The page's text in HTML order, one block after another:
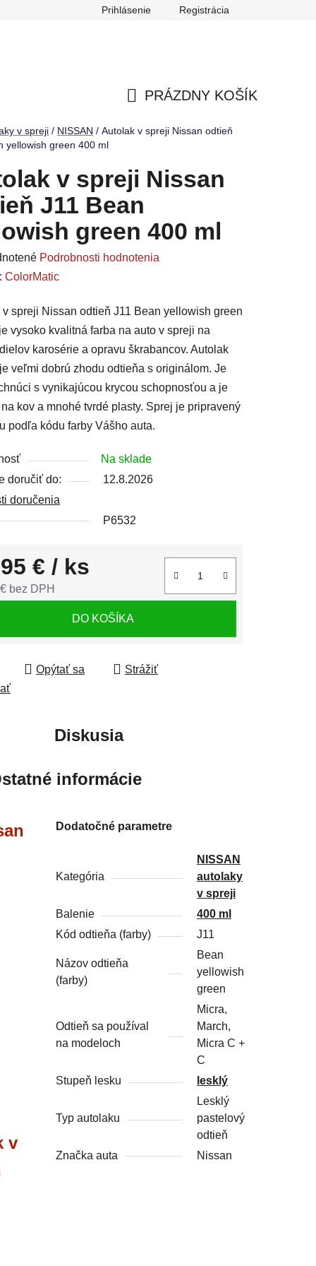
Reklamačný poriadok Odstúpenie od zmluvy
Prihlásenie Registrácia
PRÁZDNY KOŠÍK
v spreji / NISSAN / Autolak v spreji Nissan odtieň
yellowish green 400 ml
v spreji Nissan
J11 Bean
green 400 ml
Podrobnosti hodnotenia
ColorMatic
v spreji Nissan odtieň J11 Bean yellowish green
vysoko kvalitná farba na auto v spreji na
karosérie a opravu škrabancov. Autolak
veľmi dobrú zhodu odtieňa s originálom. Je
s vynikajúcou krycou schopnosťou a je
kov a mnohé tvrdé plasty. Sprej je pripravený
podľa kódu farby Vášho auta.
Na sklade
doručiť do:
12.8.2026
doručenia
P6532
€ / ks
bez DPH
DO KOŠÍKA
Opýtať sa
Strážiť
Diskusia
informácie
v
Dodatočné parametre
Kategória
NISSAN
autolaky
v spreji
Balenie
400 ml
Kód odtieňa (farby)
J11
Názov odtieňa
(farby)
Bean
yellowish
green
Odtieň sa používal
na modeloch
Micra,
March,
Micra C +
C
Stupeň lesku
lesklý
Typ autolaku
Lesklý
pastelový
odtieň
Značka auta
Nissan